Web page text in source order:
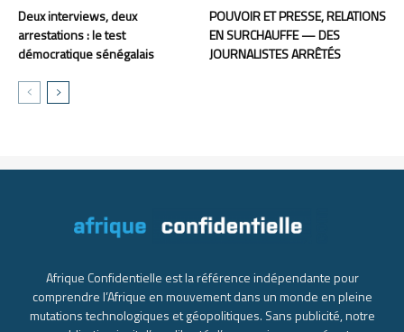
Deux interviews, deux
arrestations : le test
démocratique sénégalais
POUVOIR ET PRESSE, RELATIONS
EN SURCHAUFFE — DES
JOURNALISTES ARRÊTÉS
Afrique Confidentielle est la référence indépendante pour
comprendre l’Afrique en mouvement dans un monde en pleine
mutations technologiques et géopolitiques. Sans publicité, notre